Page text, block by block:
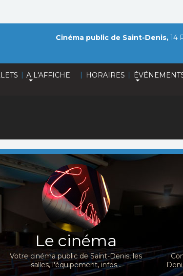
| A L'AFFICHE | HORAIRES |
Cinéma public de Saint-Denis, 14
Le cinéma
Votre cinéma public de Saint-Denis, les
salles, l'équipement, infos...